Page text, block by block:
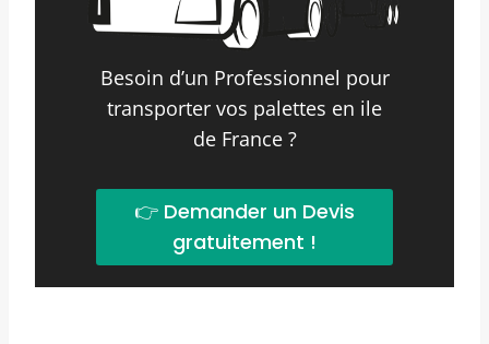
Besoin d’un Professionnel pour
transporter vos palettes en ile
de France ?
👉 Demander un Devis
gratuitement !